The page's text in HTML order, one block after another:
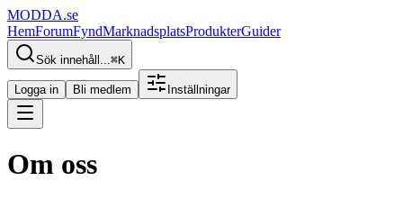
MODDA.se
HemForumFyndMarknadsplatsProdukterGuider
Sök innehåll...⌘K
Logga in Bli medlem Inställningar
Om oss